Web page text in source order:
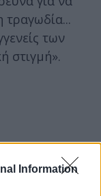
Information
τραγωδία...
των
στιγμή».